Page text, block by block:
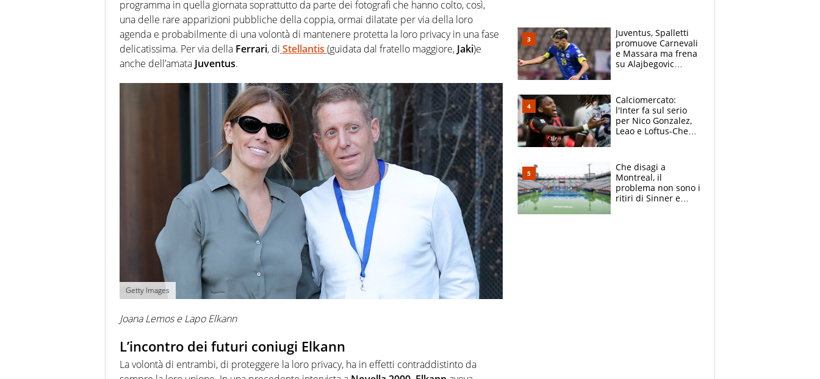
programma in quella giornata soprattutto da parte dei fotografi che hanno colto, così,
una delle rare apparizioni pubbliche della coppia, ormai dilatate per via della loro
agenda e probabilmente di una volontà di mantenere protetta la loro privacy in una fase
delicatissima. Per via della Ferrari, di Stellantis (guidata dal fratello maggiore, Jaki)e
anche dell’amata Juventus.
Getty Images
Joana Lemos e Lapo Elkann
L’incontro dei futuri coniugi Elkann
La volontà di entrambi, di proteggere la loro privacy, ha in effetti contraddistinto da
Juventus, Spalletti
promuove Carnevali
e Massara ma frena
su Alajbegovic
Yildiz
Calciomercato:
l'Inter fa sul serio
per Nico Gonzalez,
Leao e Loftus-Cheek
verso la Fiorentina
Che disagi a
Montreal, il
problema non sono i
ritiri di Sinner e